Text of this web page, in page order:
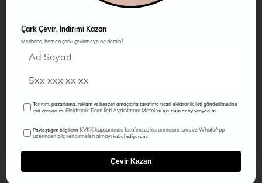
Çark Çevir, İndirimi Kazan
Merhaba, hemen çarkı çevirmeye ne dersin?
Tanıtım, pazarlama, reklam ve benzeri amaçlarla tarafıma ticari elektronik ileti gönderilmesine
izin veriyorum.Elektronik Ticari İleti Aydınlatma Metni'ni okudum onay veriyorum.
Paylaştığım bilgilerinKVKK kapsamında tarafınızca korunmasını, sms ve WhatsApp
üzerinden bilgilendirmeleri almayıkabul ediyorum.
Çevir Kazan